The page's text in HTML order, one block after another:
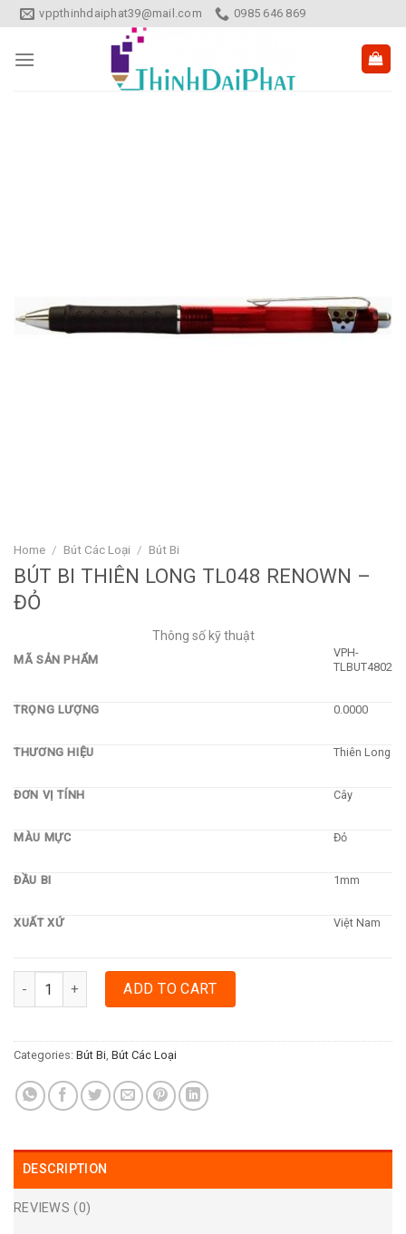
Skip
to
content
vppthinhdaiphat39@mail.com 0985 646 869
Home / Bút Các Loại / Bút Bi
BÚT BI THIÊN LONG TL048 RENOWN –
ĐỎ
Thông số kỹ thuật
MÃ SẢN PHẨM
VPH-
TLBUT4802
TRỌNG LƯỢNG 0.0000
THƯƠNG HIỆU Thiên Long
ĐƠN VỊ TÍNH Cây
MÀU MỰC Đỏ
ĐẦU BI 1mm
XUẤT XỨ Việt Nam
BÚT BI THIÊN LONG TL048 RENOWN - ĐỎ quantity
ADD TO CART
Categories: Bút Bi Bút Các Loại
DESCRIPTION
REVIEWS (0)